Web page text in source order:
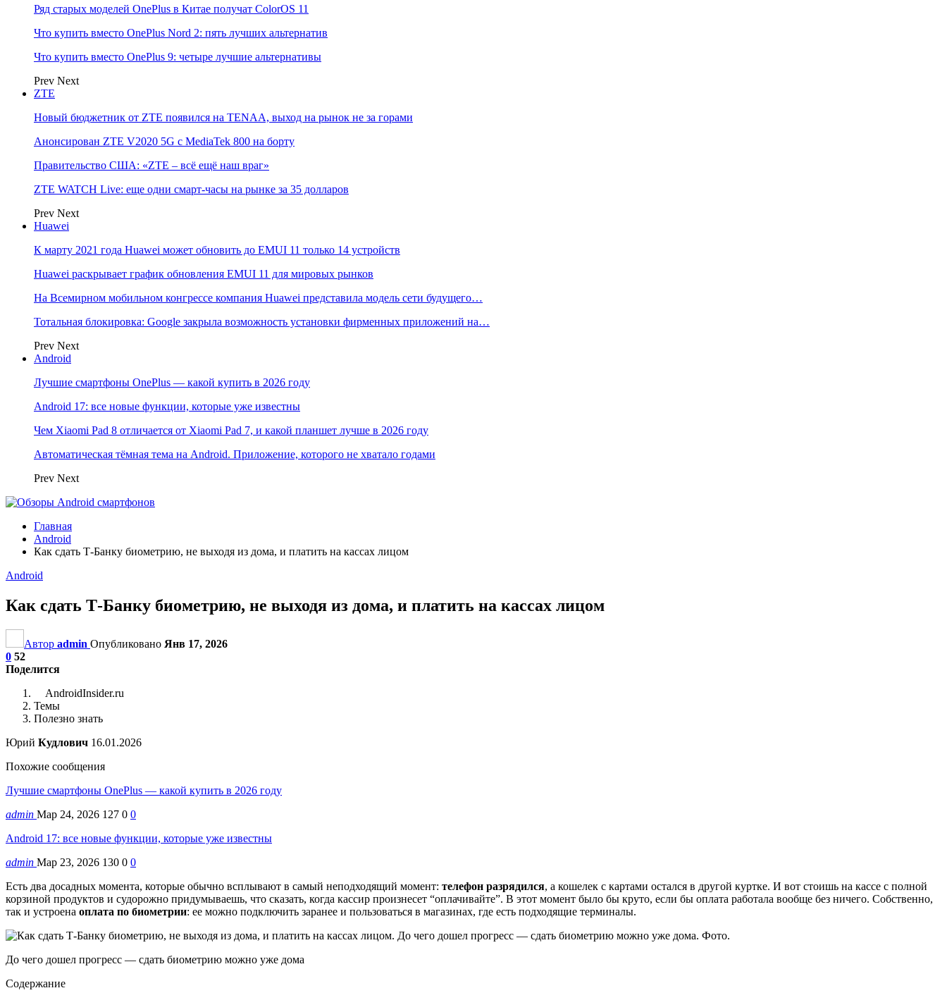
Ряд старых моделей OnePlus в Китае получат ColorOS 11
Что купить вместо OnePlus Nord 2: пять лучших альтернатив
Что купить вместо OnePlus 9: четыре лучшие альтернативы
Prev Next
ZTE
Новый бюджетник от ZTE появился на TENAA, выход на рынок не за горами
Анонсирован ZTE V2020 5G с MediaTek 800 на борту
Правительство США: «ZTE – всё ещё наш враг»
ZTE WATCH Live: еще одни смарт-часы на рынке за 35 долларов
Prev Next
Huawei
К марту 2021 года Huawei может обновить до EMUI 11 только 14 устройств
Huawei раскрывает график обновления EMUI 11 для мировых рынков
На Всемирном мобильном конгрессе компания Huawei представила модель сети будущего…
Тотальная блокировка: Google закрыла возможность установки фирменных приложений на…
Prev Next
Android
Лучшие смартфоны OnePlus — какой купить в 2026 году
Android 17: все новые функции, которые уже известны
Чем Xiaomi Pad 8 отличается от Xiaomi Pad 7, и какой планшет лучше в 2026 году
Автоматическая тёмная тема на Android. Приложение, которого не хватало годами
Prev Next
Главная
Android
Как сдать Т-Банку биометрию, не выходя из дома, и платить на кассах лицом
Android
Как сдать Т-Банку биометрию, не выходя из дома, и платить на кассах лицом
Автор admin Опубликовано Янв 17, 2026
0 52
Поделится
AndroidInsider.ru
Темы
Полезно знать
Юрий Кудлович 16.01.2026
Похожие сообщения
Лучшие смартфоны OnePlus — какой купить в 2026 году
admin Мар 24, 2026 127 0 0
Android 17: все новые функции, которые уже известны
admin Мар 23, 2026 130 0 0
Есть два досадных момента, которые обычно всплывают в самый неподходящий момент: телефон разрядился, а кошелек с картами остался в другой куртке. И вот стоишь на кассе с полной
корзиной продуктов и судорожно придумываешь, что сказать, когда кассир произнесет “оплачивайте”. В этот момент было бы круто, если бы оплата работала вообще без ничего. Собственно,
так и устроена оплата по биометрии: ее можно подключить заранее и пользоваться в магазинах, где есть подходящие терминалы.
До чего дошел прогресс — сдать биометрию можно уже дома
Содержание